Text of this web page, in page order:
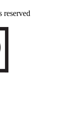
reserved